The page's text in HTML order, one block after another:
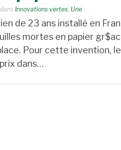
dans Innovations vertes, Une
de 23 ans installé en
mortes en papier
Pour cette invention,
dans…